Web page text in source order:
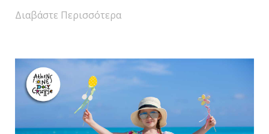
Διαβάστε Περισσότερα